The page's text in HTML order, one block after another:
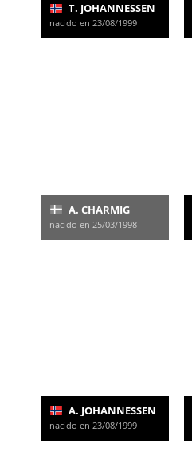
T. JOHANNESSEN
nacido en 23/08/1999
A. CHARMIG
nacido en 25/03/1998
A. JOHANNESSEN
nacido en 23/08/1999